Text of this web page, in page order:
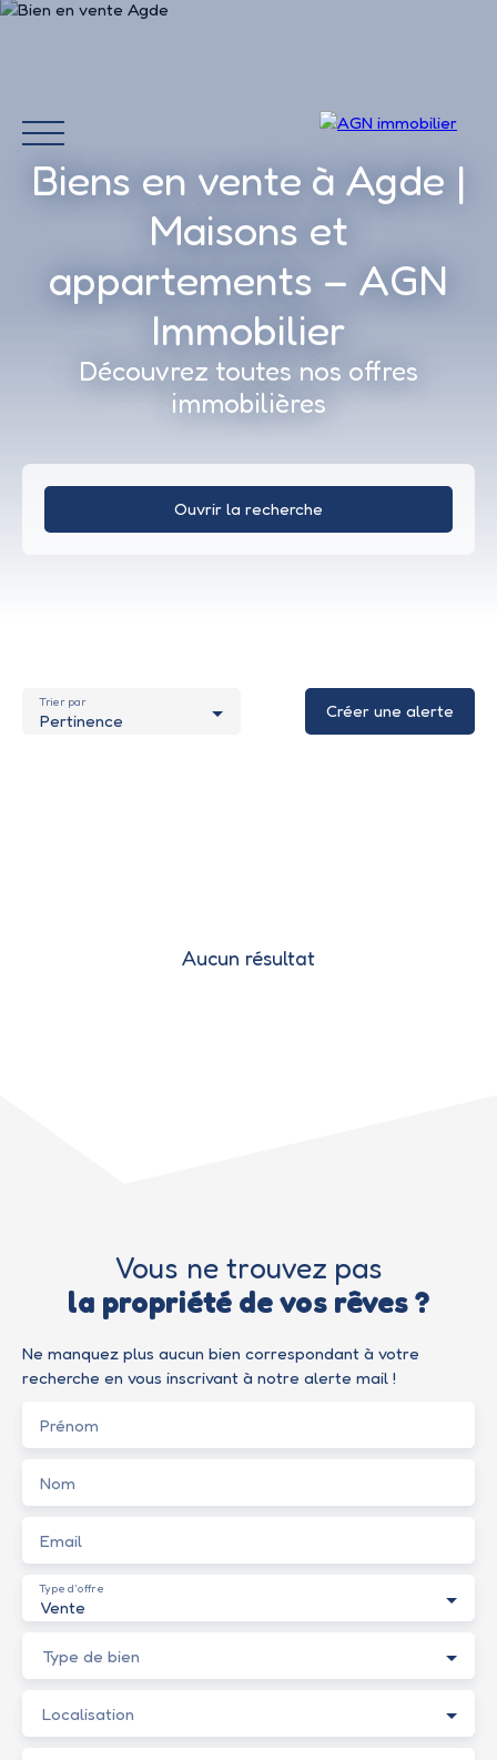
Acheter Louer
Biens en vente à Agde |
Maisons et
appartements – AGN
Immobilier
Découvrez toutes nos offres
immobilières
Ouvrir la recherche
Localisation
Pertinence
Trier par Créer une alerte
Aucun résultat
Vous ne trouvez pas
la propriété de vos rêves ?
Ne manquez plus aucun bien correspondant à votre
recherche en vous inscrivant à notre alerte mail !
Prénom
Nom
Email
Vente
Type d'offre
Type de bien
Localisation